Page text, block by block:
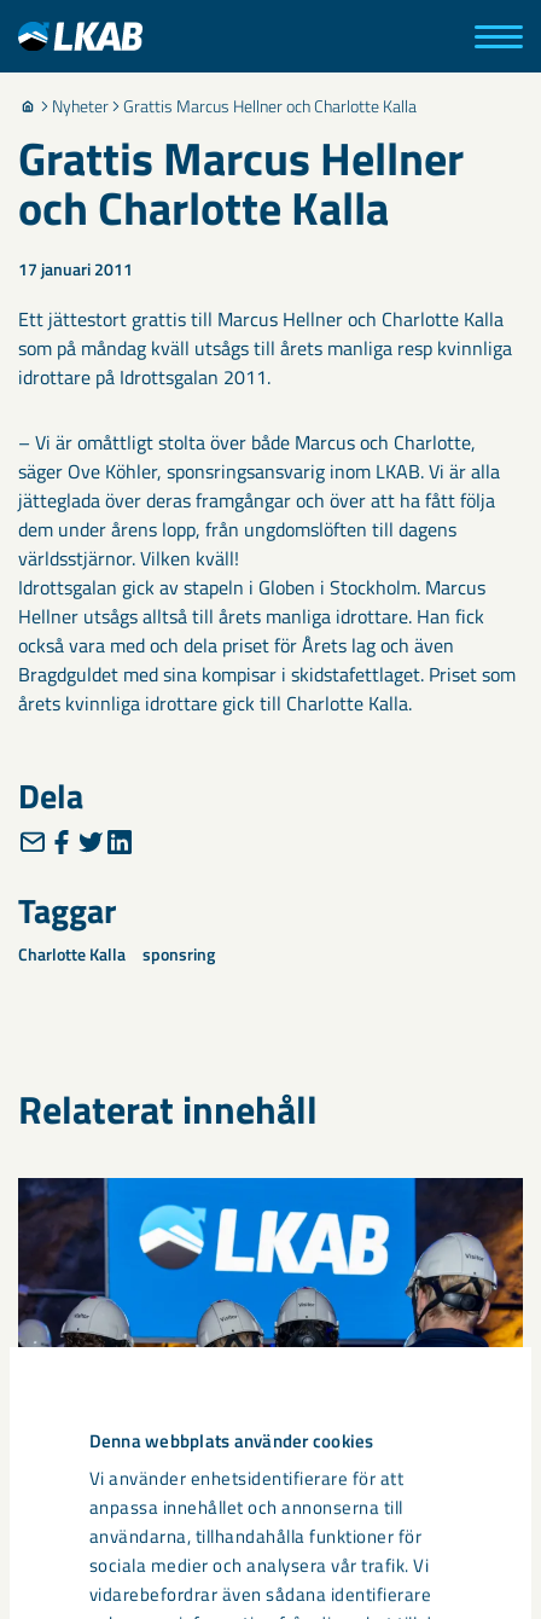
Denna webbplats använder cookies
Vi använder enhetsidentifierare för att
anpassa innehållet och annonserna till
användarna, tillhandahålla funktioner för
sociala medier och analysera vår trafik. Vi
vidarebefordrar även sådana identifierare
Nyheter Grattis Marcus Hellner och Charlotte Kalla
Grattis Marcus Hellner
och Charlotte Kalla
17 januari 2011
Ett jättestort grattis till Marcus Hellner och Charlotte Kalla
som på måndag kväll utsågs till årets manliga resp kvinnliga
idrottare på Idrottsgalan 2011.
– Vi är omåttligt stolta över både Marcus och Charlotte,
säger Ove Köhler, sponsringsansvarig inom LKAB. Vi är alla
jätteglada över deras framgångar och över att ha fått följa
dem under årens lopp, från ungdomslöften till dagens
världsstjärnor. Vilken kväll!
Idrottsgalan gick av stapeln i Globen i Stockholm. Marcus
Hellner utsågs alltså till årets manliga idrottare. Han fick
också vara med och dela priset för Årets lag och även
Bragdguldet med sina kompisar i skidstafettlaget. Priset som
årets kvinnliga idrottare gick till Charlotte Kalla.
Dela
Taggar
Charlotte Kalla sponsring
Relaterat innehåll
Handbollstalanger upptäckte en
annan sida av Kiruna